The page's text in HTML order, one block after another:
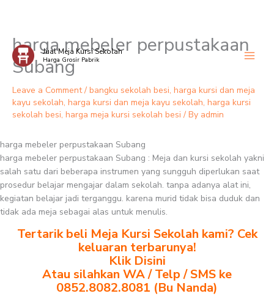
Skip
content
Jual Meja Kursi Sekolah
Harga Grosir Pabrik
harga mebeler perpustakaan
Subang
Leave a Comment / bangku sekolah besi, harga kursi dan meja
kayu sekolah, harga kursi dan meja kayu sekolah, harga kursi
sekolah besi, harga meja kursi sekolah besi / By admin
harga mebeler perpustakaan Subang
harga mebeler perpustakaan Subang : Meja dan kursi sekolah yakni
salah satu dari beberapa instrumen yang sungguh diperlukan saat
prosedur belajar mengajar dalam sekolah. tanpa adanya alat ini,
kegiatan belajar jadi terganggu. karena murid tidak bisa duduk dan
tidak ada meja sebagai alas untuk menulis.
Tertarik beli Meja Kursi Sekolah kami? Cek
keluaran terbarunya!
Klik Disini
Atau silahkan WA / Telp / SMS ke
0852.8082.8081 (Bu Nanda)